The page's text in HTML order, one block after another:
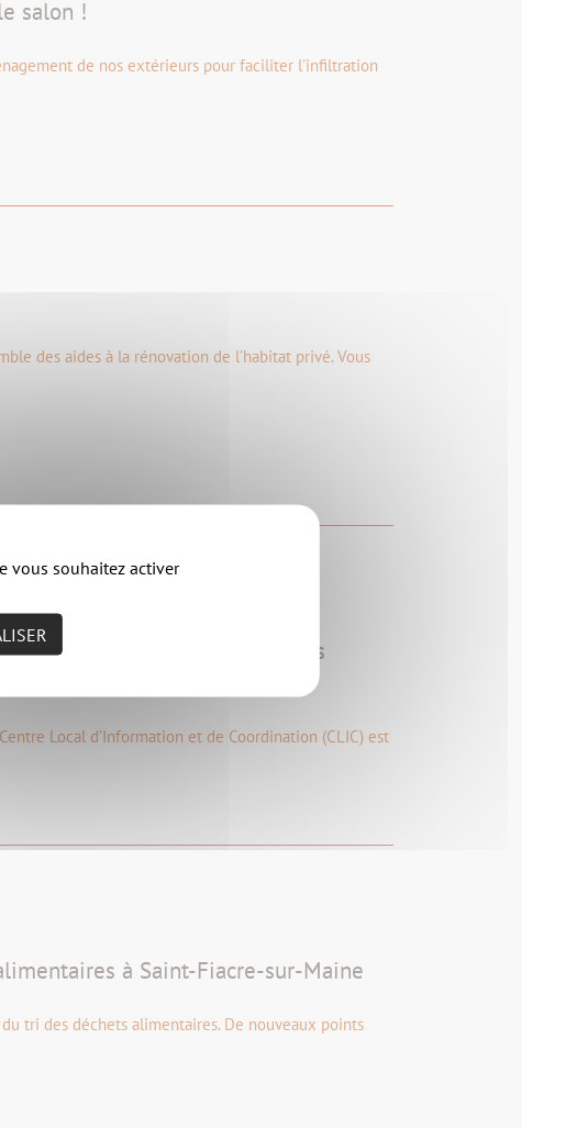
salon !
de nos extérieurs pour faciliter l'infiltration
des aides à la rénovation de l’habitat privé. Vous
au service des seniors et des
Local d’Information et de Coordination (CLIC) est
à Saint-Fiacre-sur-Maine
tri des déchets alimentaires. De nouveaux points
vous souhaitez activer